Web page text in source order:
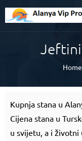
Jeftini
Home
Kupnja stana u
Cijena stana u
u svijetu, a i